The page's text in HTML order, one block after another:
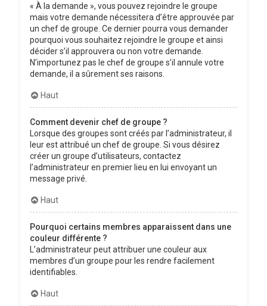
« À la demande », vous pouvez rejoindre le groupe
mais votre demande nécessitera d’être approuvée par
un chef de groupe. Ce dernier pourra vous demander
pourquoi vous souhaitez rejoindre le groupe et ainsi
décider s’il approuvera ou non votre demande.
N’importunez pas le chef de groupe s’il annule votre
demande, il a sûrement ses raisons.
Haut
Comment devenir chef de groupe ?
Lorsque des groupes sont créés par l’administrateur, il
leur est attribué un chef de groupe. Si vous désirez
créer un groupe d’utilisateurs, contactez
l’administrateur en premier lieu en lui envoyant un
message privé.
Haut
Pourquoi certains membres apparaissent dans une
couleur différente ?
L’administrateur peut attribuer une couleur aux
membres d’un groupe pour les rendre facilement
identifiables.
Haut